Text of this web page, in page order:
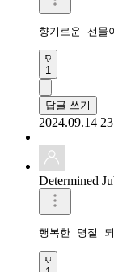
향기로운 선물
1
답글 쓰기
2024.09.14
Determined
행복한 명절